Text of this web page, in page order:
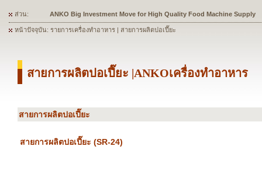
ส่วน: ANKO's Food Processing Equipment Assists a Shoe Seller to Start
หน้าปัจจุบัน: รายการเครื่องทำอาหาร | สายการผลิตปอเปี๊ยะ
สายการผลิตปอเปี๊ยะ |ANKOเครื่องทำอาหาร
สายการผลิตปอเปี๊ยะ
สายการผลิตปอเปี๊ยะ (SR-24)